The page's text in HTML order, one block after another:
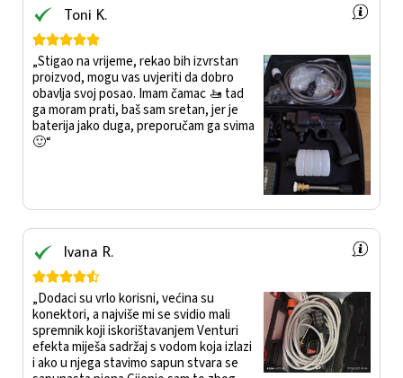
Toni K.

„Stigao na vrijeme, rekao bih izvrstan
proizvod, mogu vas uvjeriti da dobro
obavlja svoj posao. Imam čamac 🚤 tad
ga moram prati, baš sam sretan, jer je
baterija jako duga, preporučam ga svima
🙂“
Ivana R.

„Dodaci su vrlo korisni, većina su
konektori, a najviše mi se svidio mali
spremnik koji iskorištavanjem Venturi
efekta miješa sadržaj s vodom koja izlazi
i ako u njega stavimo sapun stvara se